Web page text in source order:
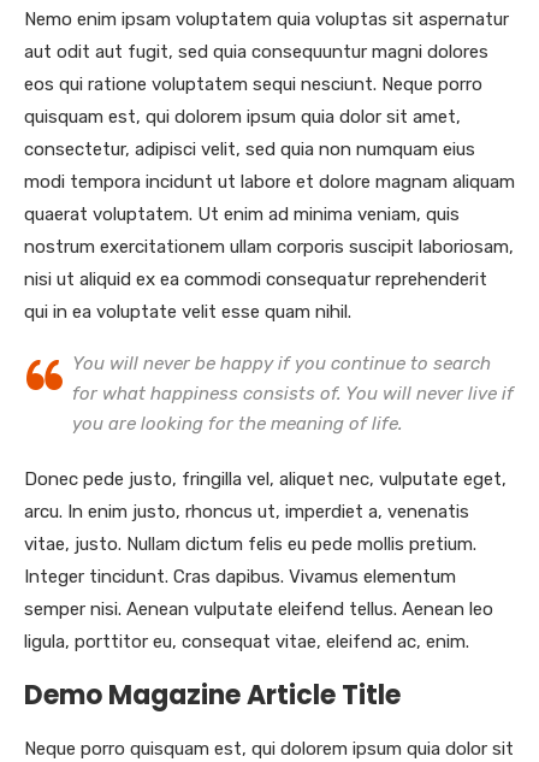
Nemo enim ipsam voluptatem quia voluptas sit aspernatur
aut odit aut fugit, sed quia consequuntur magni dolores
eos qui ratione voluptatem sequi nesciunt. Neque porro
quisquam est, qui dolorem ipsum quia dolor sit amet,
consectetur, adipisci velit, sed quia non numquam eius
modi tempora incidunt ut labore et dolore magnam aliquam
quaerat voluptatem. Ut enim ad minima veniam, quis
nostrum exercitationem ullam corporis suscipit laboriosam,
nisi ut aliquid ex ea commodi consequatur reprehenderit
qui in ea voluptate velit esse quam nihil.
You will never be happy if you continue to search
for what happiness consists of. You will never live if
you are looking for the meaning of life.
Donec pede justo, fringilla vel, aliquet nec, vulputate eget,
arcu. In enim justo, rhoncus ut, imperdiet a, venenatis
vitae, justo. Nullam dictum felis eu pede mollis pretium.
Integer tincidunt. Cras dapibus. Vivamus elementum
semper nisi. Aenean vulputate eleifend tellus. Aenean leo
ligula, porttitor eu, consequat vitae, eleifend ac, enim.
Demo Magazine Article Title
Neque porro quisquam est, qui dolorem ipsum quia dolor sit